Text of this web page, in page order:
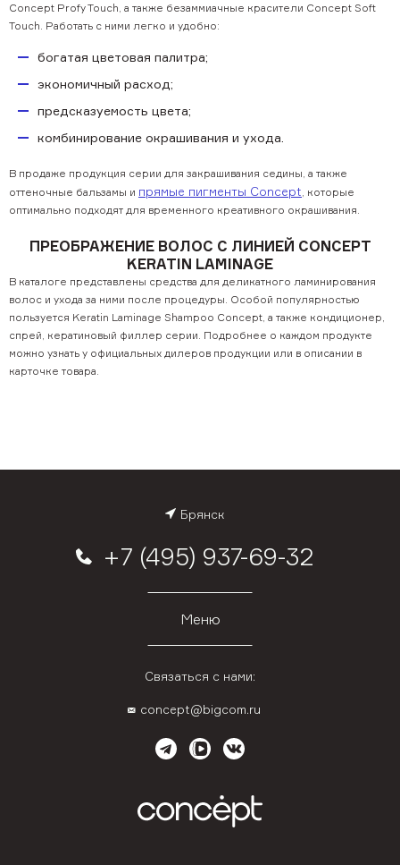
Concept Profy Touch, а также безаммиачные красители Concept Soft
Touch. Работать с ними легко и удобно:
богатая цветовая палитра;
экономичный расход;
предсказуемость цвета;
комбинирование окрашивания и ухода.
В продаже продукция серии для закрашивания седины, а также
оттеночные бальзамы и прямые пигменты Concept, которые
оптимально подходят для временного креативного окрашивания.
ПРЕОБРАЖЕНИЕ ВОЛОС С ЛИНИЕЙ CONCEPT
KERATIN LAMINAGE
В каталоге представлены средства для деликатного ламинирования
волос и ухода за ними после процедуры. Особой популярностью
пользуется Keratin Laminage Shampoo Concept, а также кондиционер,
спрей, кератиновый филлер серии. Подробнее о каждом продукте
можно узнать у официальных дилеров продукции или в описании в
карточке товара.
Брянск
+7 (495) 937-69-32
Меню
Связаться с нами:
concept@bigcom.ru